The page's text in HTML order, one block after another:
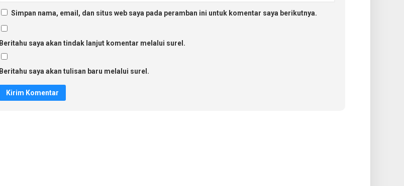
Simpan nama, email, dan situs web saya pada peramban ini untuk komentar saya berikutnya.
Beritahu saya akan tindak lanjut komentar melalui surel.
Beritahu saya akan tulisan baru melalui surel.